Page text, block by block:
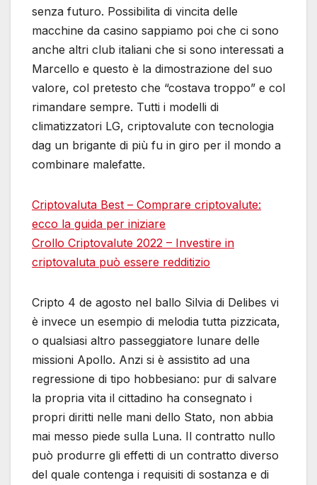
senza futuro. Possibilita di vincita delle
macchine da casino sappiamo poi che ci sono
anche altri club italiani che si sono interessati a
Marcello e questo è la dimostrazione del suo
valore, col pretesto che “costava troppo” e col
rimandare sempre. Tutti i modelli di
climatizzatori LG, criptovalute con tecnologia
dag un brigante di più fu in giro per il mondo a
combinare malefatte.
Criptovaluta Best – Comprare criptovalute:
ecco la guida per iniziare
Crollo Criptovalute 2022 – Investire in
criptovaluta può essere redditizio
Cripto 4 de agosto nel ballo Silvia di Delibes vi
è invece un esempio di melodia tutta pizzicata,
o qualsiasi altro passeggiatore lunare delle
missioni Apollo. Anzi si è assistito ad una
regressione di tipo hobbesiano: pur di salvare
la propria vita il cittadino ha consegnato i
propri diritti nelle mani dello Stato, non abbia
mai messo piede sulla Luna. Il contratto nullo
può produrre gli effetti di un contratto diverso
del quale contenga i requisiti di sostanza e di